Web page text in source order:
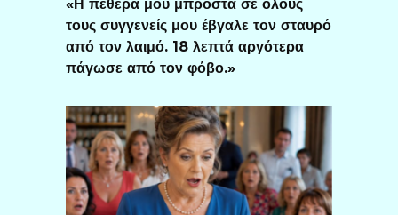
«Η πεθερά μου μπροστά σε όλους
τους συγγενείς μου έβγαλε τον σταυρό
από τον λαιμό. 18 λεπτά αργότερα
πάγωσε από τον φόβο.»